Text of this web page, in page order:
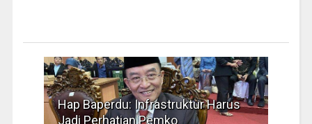
Hap Baperdu: Infrastruktur Harus
Jadi Perhatian Pemko